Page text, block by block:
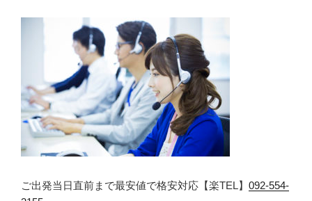
ご出発当日直前まで最安値で格安対応【楽TEL】 092-554-